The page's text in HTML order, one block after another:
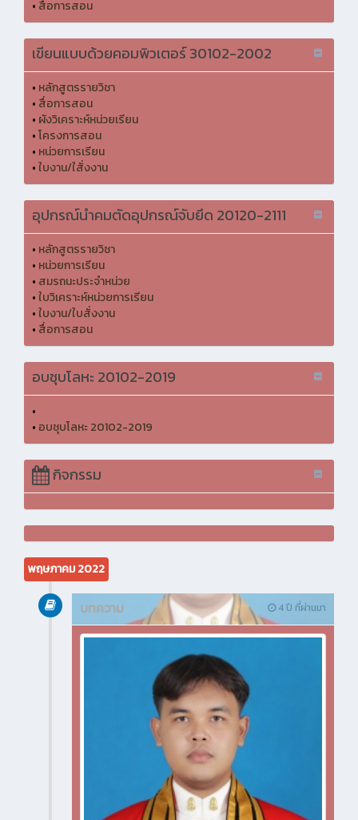
• สื่อการสอน
เขียนแบบด้วยคอมพิวเตอร์ 30102-2002
• หลักสูตรรายวิชา
• สื่อการสอน
• ผังวิเคราะห์หน่วยเรียน
•โครงการสอน
• หน่วยการเรียน
•ใบงาน/ใสั่งงาน
อุปกรณ์นำคมตัดอุปกรณ์จับยึด 20120-2111
• หลักสูตรรายวิชา
• หน่วยการเรียน
• สมรถนะประจำหน่วย
•ใบวิเคราะห์หน่วยการเรียน
•ใบงาน/ใบสั่งงาน
• สื่อการสอน
อบชุบโลหะ 20102-2019
•
• อบชุบโลหะ 20102-2019
กิจกรรม
พฤษภาคม 2022
4 ปี ที่ผ่านมา
บทความ